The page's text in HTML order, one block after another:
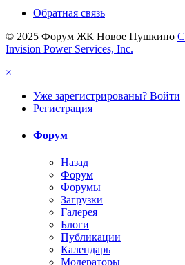
Обратная связь
© 2025 Форум ЖК Новое Пушкино
Invision Power Services, Inc.
×
Уже зарегистрированы? Войти
Регистрация
Форум
Назад
Форум
Форумы
Загрузки
Галерея
Блоги
Публикации
Календарь
Модераторы